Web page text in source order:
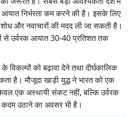
निर्भरता कम करने की है। इसके लिए
और नवाचारों की मदद ली जा सकती है।
से उर्वरक आयात 30-40 प्रतिशत तक
विकल्पों को बढ़ावा देने तथा दीर्घकालिक
है। मौजूदा खाड़ी युद्ध ने भारत को एक
एक अस्थायी संकट नहीं, बल्कि उर्वरक
कदम उठाने का अवसर भी है।